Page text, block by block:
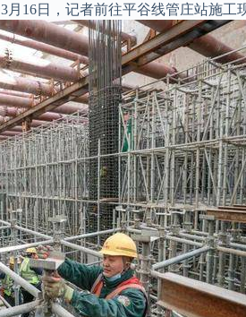
3月16日，记者前往平谷线管庄站施工